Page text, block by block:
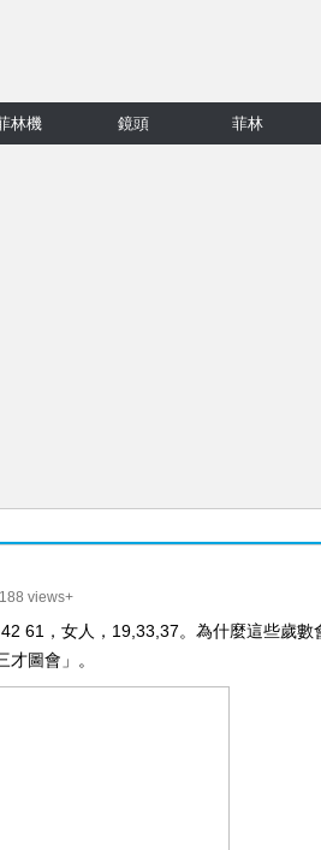
林機 鏡頭 菲林
views+
61，女人，19,33,37。為什麼這些歲
圖會」。